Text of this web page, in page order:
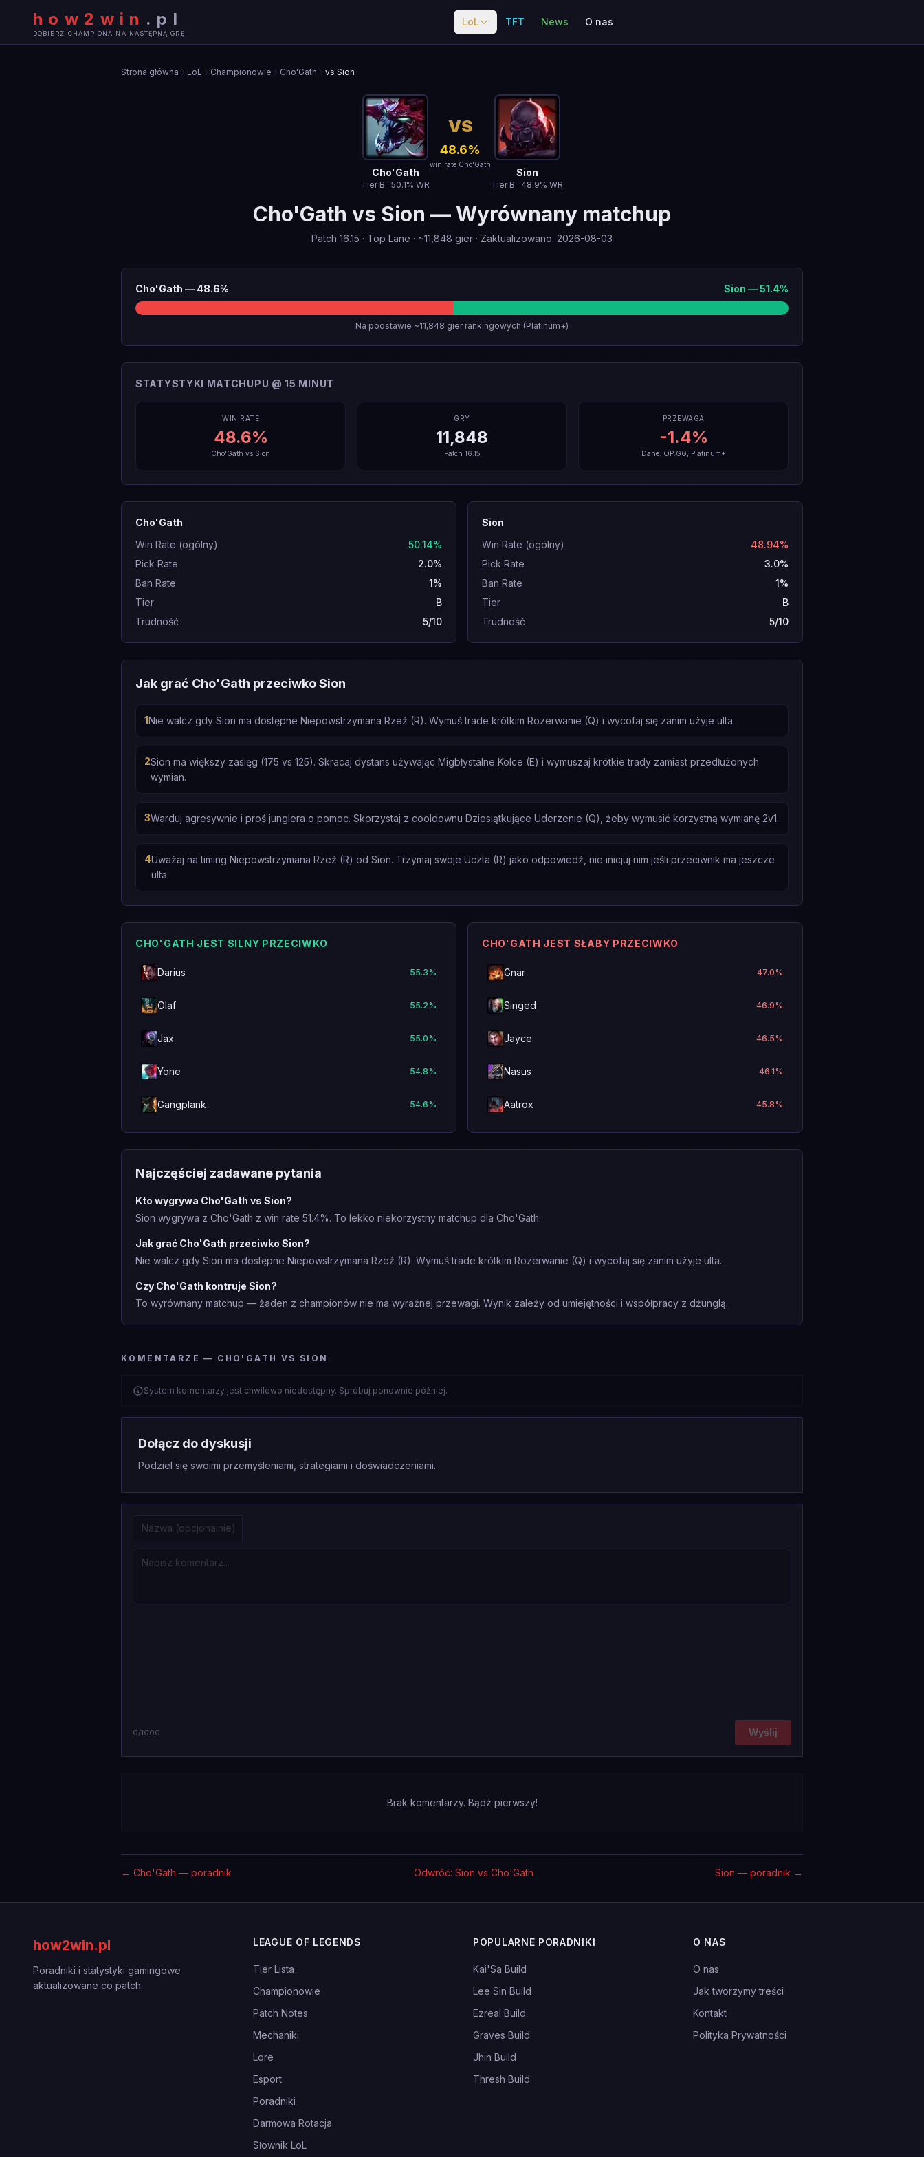
how2win . pl
DOBIERZ CHAMPIONA NA NASTĘPNĄ GRĘ
LoL TFT News O nas
Strona główna LoL Championowie Cho'Gath vs Sion
Cho'Gath
Tier B · 50.1% WR
VS
48.6%
win rate Cho'Gath
Sion
Tier B · 48.9% WR
Cho'Gath vs Sion —Wyrównany matchup
Patch 16.15 · Top Lane · ~11,848 gier · Zaktualizowano: 2026-08-03
Cho'Gath — 48.6% Sion —51.4%
Na podstawie ~11,848 gier rankingowych (Platinum+)
STATYSTYKI MATCHUPU @ 15 MINUT
WIN RATE
48.6%
Cho'Gath vs Sion
GRY
11,848
Patch 16.15
PRZEWAGA
-1.4%
Dane: OP.GG, Platinum+
Cho'Gath
Win Rate (ogólny)
50.14%
Pick Rate
2.0%
Ban Rate
1%
Tier
B
Trudność
5/10
Sion
Win Rate (ogólny)
48.94%
Pick Rate
3.0%
Ban Rate
1%
Tier
B
Trudność
5/10
Jak grać Cho'Gath przeciwko Sion
1Nie walcz gdy Sion ma dostępne Niepowstrzymana Rzeź (R). Wymuś trade krótkim Rozerwanie (Q) i wycofaj się zanim użyje ulta.
2Sion ma większy zasięg (175 vs 125). Skracaj dystans używając Migbłystalne Kolce (E) i wymuszaj krótkie trady zamiast przedłużonych
wymian.
3Warduj agresywnie i proś junglera o pomoc. Skorzystaj z cooldownu Dziesiątkujące Uderzenie (Q), żeby wymusić korzystną wymianę 2v1.
4Uważaj na timing Niepowstrzymana Rzeź (R) od Sion. Trzymaj swoje Uczta (R) jako odpowiedź, nie inicjuj nim jeśli przeciwnik ma jeszcze
ulta.
CHO'GATH JEST SILNY PRZECIWKO
Darius 55.3%
Olaf 55.2%
Jax 55.0%
Yone 54.8%
Gangplank 54.6%
CHO'GATH JEST SŁABY PRZECIWKO
Gnar 47.0%
Singed 46.9%
Jayce 46.5%
Nasus 46.1%
Aatrox 45.8%
Najczęściej zadawane pytania
Kto wygrywa Cho'Gath vs Sion?
Sion wygrywa z Cho'Gath z win rate 51.4%. To lekko niekorzystny matchup dla Cho'Gath.
Jak grać Cho'Gath przeciwko Sion?
Nie walcz gdy Sion ma dostępne Niepowstrzymana Rzeź (R). Wymuś trade krótkim Rozerwanie (Q) i wycofaj się zanim użyje ulta.
Czy Cho'Gath kontruje Sion?
To wyrównany matchup — żaden z championów nie ma wyraźnej przewagi. Wynik zależy od umiejętności i współpracy z dżunglą.
KOMENTARZE — CHO'GATH VS SION
System komentarzy jest chwilowo niedostępny. Spróbuj ponownie później.
Dołącz do dyskusji
Podziel się swoimi przemyśleniami, strategiami i doświadczeniami.
0/1000 Wyślij
Brak komentarzy. Bądź pierwszy!
← Cho'Gath — poradnik Odwróć: Sion vs Cho'Gath Sion — poradnik →
how2win.pl
Poradniki i statystyki gamingowe
aktualizowane co patch.
LEAGUE OF LEGENDS
Tier Lista
Championowie
Patch Notes
Mechaniki
Lore
Esport
Poradniki
Darmowa Rotacja
Słownik LoL
POPULARNE PORADNIKI
Kai'Sa Build
Lee Sin Build
Ezreal Build
Graves Build
Jhin Build
Thresh Build
O NAS
O nas
Jak tworzymy treści
Kontakt
Polityka Prywatności